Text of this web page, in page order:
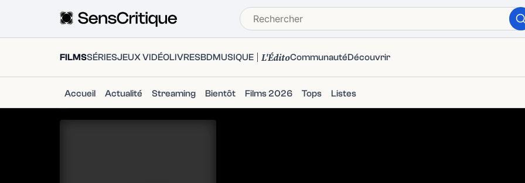
FILMSSÉRIESJEUX VIDÉOLIVRESBDMUSIQUE L'ÉditoCommunautéDécouvrir
Accueil Actualité Streaming Bientôt Films 2026 Tops Listes